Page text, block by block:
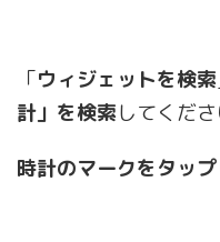
「ウィジェットを検索
計」を検索してくださ
時計のマークをタップ